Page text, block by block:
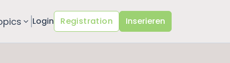
Login Registration Inserieren